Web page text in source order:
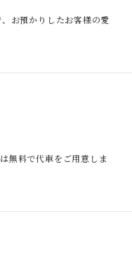
お預かりしたお客様の愛
無料で代車をご用意しま